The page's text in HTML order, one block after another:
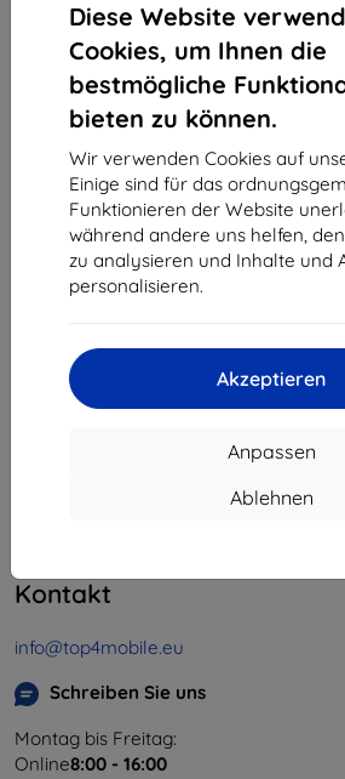
Diese Website
Cookies, um Ihnen die
bestmögliche
bieten zu können.
Wir verwenden Cookies auf
Einige sind für das
Funktionieren der Website
während andere uns helfen,
zu analysieren und Inhalte und
personalisieren.
Akzeptieren
Anpassen
Ablehnen
Shield-Sk s.r.o.
46701494
Kontakt
info@top4mobile.eu
Schreiben Sie uns
Montag bis Freitag:
Online8:00 - 16:00